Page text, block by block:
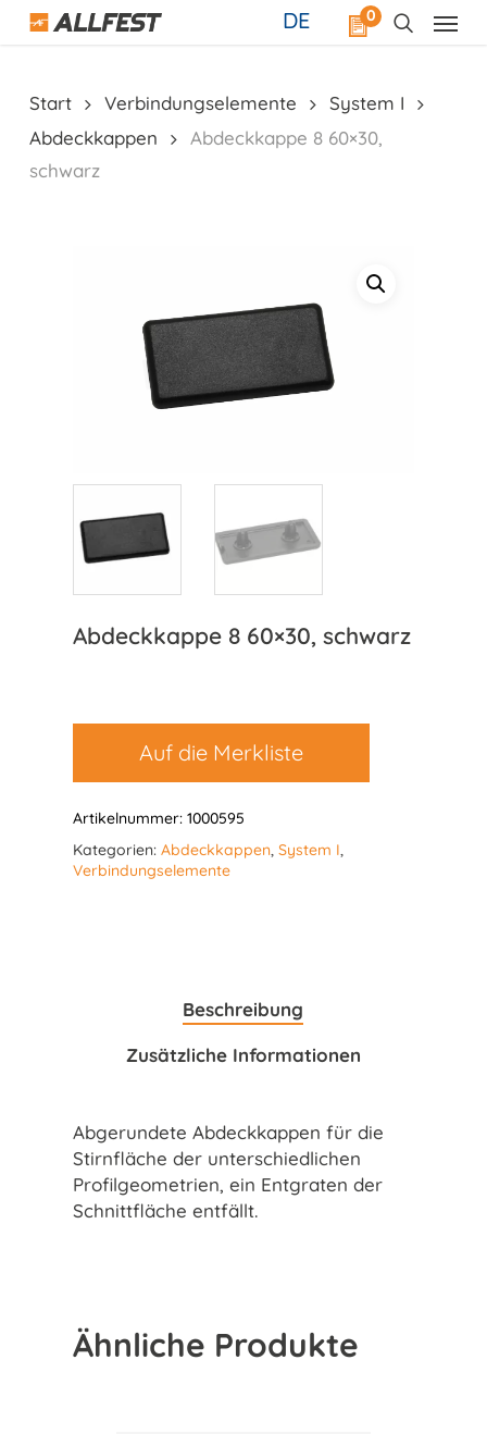
Skip
0
DE
Start Verbindungselemente
System I
Abdeckkappen
Abdeckkappe 8 60×30,
schwarz
Abdeckkappe 8 60×30, schwarz
Auf die Merkliste
Artikelnummer: 1000595
Kategorien: Abdeckkappen, System I,
Verbindungselemente
Beschreibung
Zusätzliche Informationen
Abgerundete Abdeckkappen für die
Stirnfläche der unterschiedlichen
Profilgeometrien, ein Entgraten der
Schnittfläche entfällt.
Ähnliche Produkte